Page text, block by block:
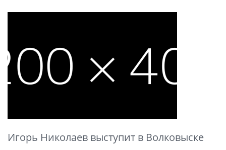
Игорь Николаев выступит в Волковыске